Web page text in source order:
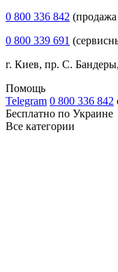
0 800 336 842 (продажа
0 800 339 691
г. Киев, пр. С.
Помощь
Telegram 0 800 336 842
Бесплатно по Украине
Все категории